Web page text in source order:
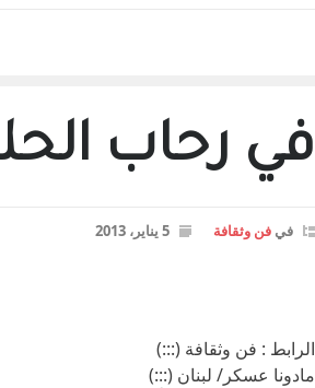
في رحاب
في فن وثقافة 5 يناير، 2013
الرابط : فن وثقافة (:::)
مادونا عسكر/ لبنان (:::)